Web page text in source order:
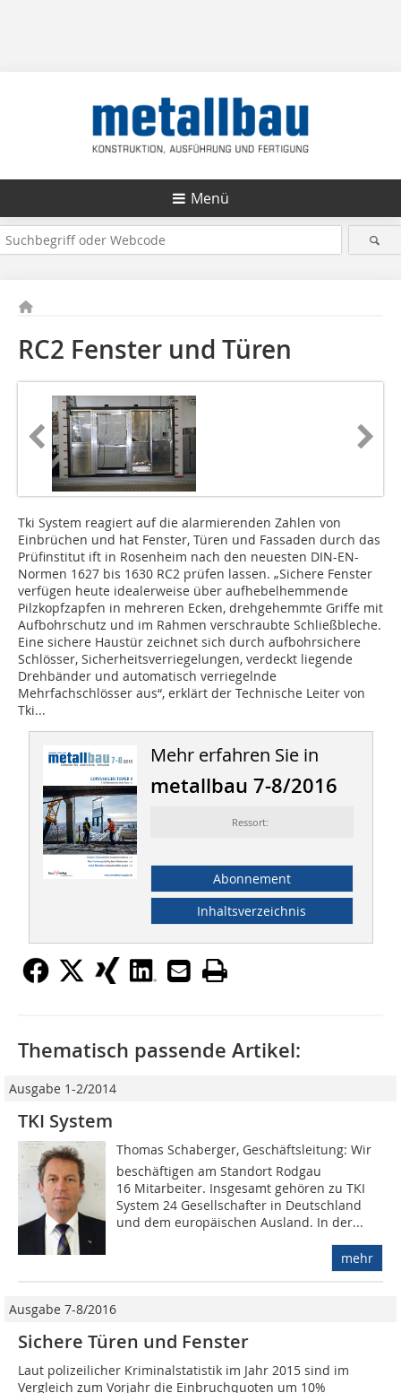
Menü
RC2 Fenster und Türen
Tki System reagiert auf die alarmierenden Zahlen von
Einbrüchen und hat Fenster, Türen und Fassaden durch das
Prüfinstitut ift in Rosenheim nach den neuesten DIN-EN-
Normen 1627 bis 1630 RC2 prüfen lassen. „Sichere Fenster
verfügen heute idealerweise über aufhebelhemmende
Pilzkopfzapfen in mehreren Ecken, drehgehemmte Griffe mit
Aufbohrschutz und im Rahmen verschraubte Schließbleche.
Eine sichere Haustür zeichnet sich durch aufbohrsichere
Schlösser, Sicherheitsverriegelungen, verdeckt liegende
Drehbänder und automatisch verriegelnde
Mehrfachschlösser aus“, erklärt der Technische Leiter von
Tki...
Mehr erfahren Sie in
metallbau 7-8/2016
Ressort:
Abonnement
Inhaltsverzeichnis
Thematisch passende Artikel:
Ausgabe 1-2/2014
TKI System
Thomas Schaberger, Geschäftsleitung: Wir
beschäftigen am Standort Rodgau
16 Mitarbeiter. Insgesamt gehören zu TKI
System 24 Gesellschafter in Deutschland
und dem europäischen Ausland. In der...
mehr
Ausgabe 7-8/2016
Sichere Türen und Fenster
Laut polizeilicher Kriminalstatistik im Jahr 2015 sind im
Vergleich zum Vorjahr die Einbruchquoten um 10%